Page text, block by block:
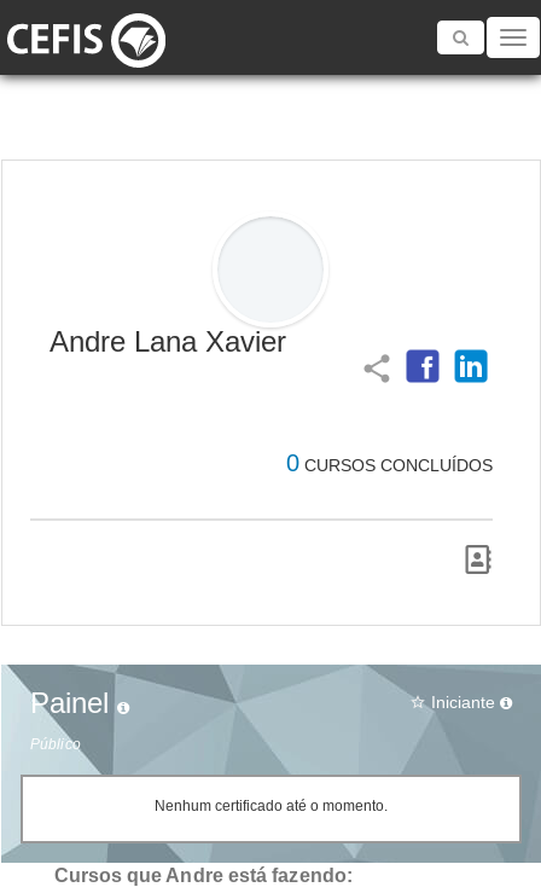
Toggle
Andre Lana Xavier
share
0 CURSOS CONCLUÍDOS
Painel
Público
star_border Iniciante
Nenhum certificado até o momento.
Cursos que Andre está fazendo: